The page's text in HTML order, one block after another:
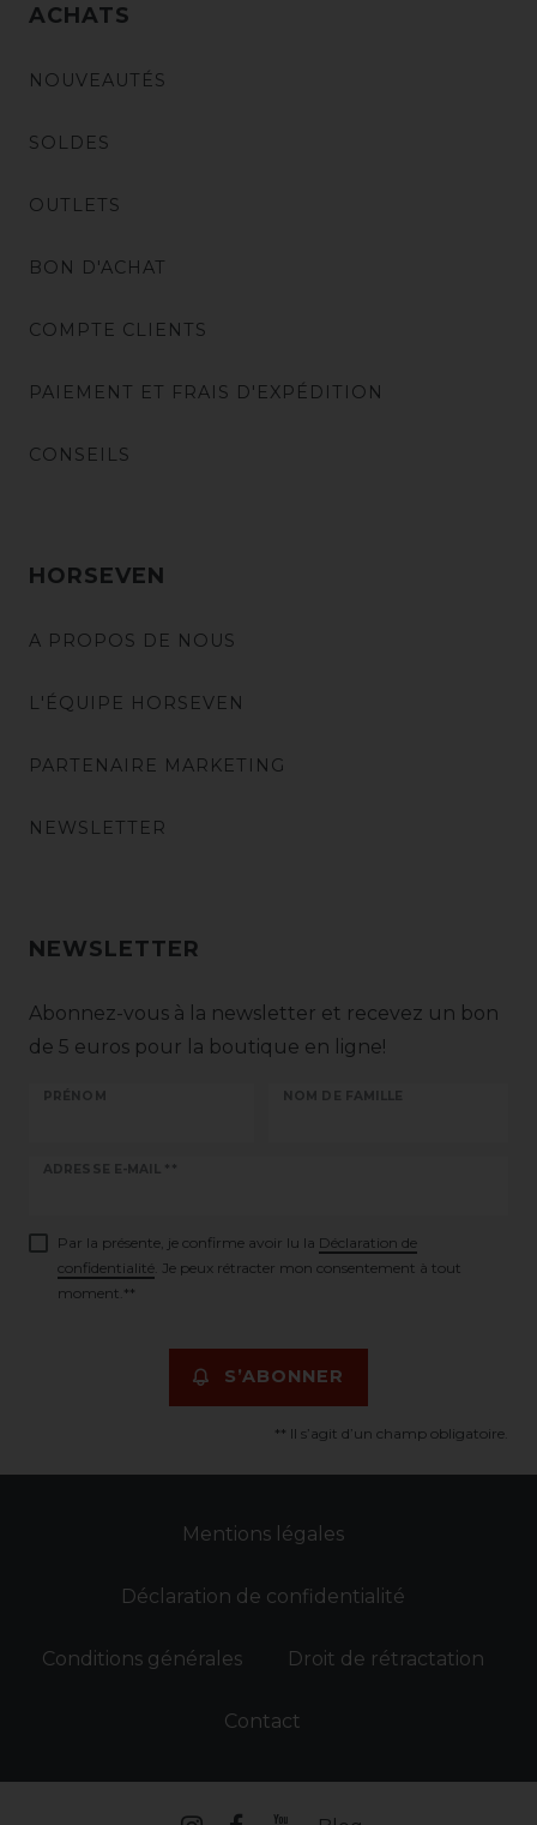
ACHATS
NOUVEAUTÉS
SOLDES
OUTLETS
BON D'ACHAT
COMPTE CLIENTS
PAIEMENT ET FRAIS D'EXPÉDITION
CONSEILS
HORSEVEN
A PROPOS DE NOUS
L'ÉQUIPE HORSEVEN
PARTENAIRE MARKETING
NEWSLETTER
NEWSLETTER
Abonnez-vous à la newsletter et recevez un bon
de 5 euros pour la boutique en ligne!
PRÉNOM NOM DE FAMILLE
ADRESSE E-MAIL **
Ceres::Template.newsletterHoneypotLabel
Par la présente, je confirme avoir lu la Déclaration de
confidentialité . Je peux rétracter mon consentement à tout
moment.**
S’ABONNER
** Il s’agit d’un champ obligatoire.
Mentions légales
Déclaration de confidentialité
Conditions générales Droit de rétractation
Contact